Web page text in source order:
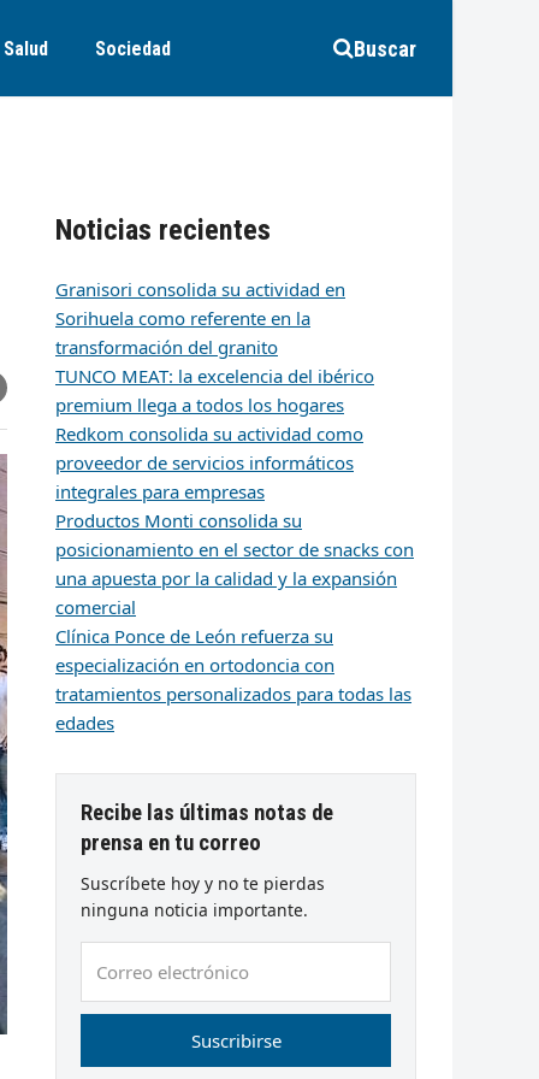
Salud Sociedad Buscar
Noticias recientes
Granisori consolida su actividad en
Sorihuela como referente en la
transformación del granito
TUNCO MEAT: la excelencia del ibérico
premium llega a todos los hogares
Redkom consolida su actividad como
proveedor de servicios informáticos
integrales para empresas
Productos Monti consolida su
posicionamiento en el sector de snacks con
una apuesta por la calidad y la expansión
comercial
Clínica Ponce de León refuerza su
especialización en ortodoncia con
tratamientos personalizados para todas las
edades
Recibe las últimas notas de
prensa en tu correo
Suscríbete hoy y no te pierdas
ninguna noticia importante.
electrónico
Suscribirse